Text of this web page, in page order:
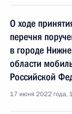
О ходе
перечня
в городе
области
Российской
17 июня 2022 года,